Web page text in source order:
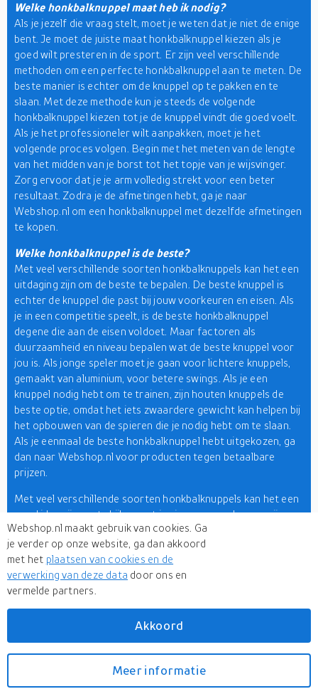
Welke honkbalknuppel maat heb ik nodig?
Als je jezelf die vraag stelt, moet je weten dat je niet de enige
bent. Je moet de juiste maat honkbalknuppel kiezen als je
goed wilt presteren in de sport. Er zijn veel verschillende
methoden om een perfecte honkbalknuppel aan te meten. De
beste manier is echter om de knuppel op te pakken en te
slaan. Met deze methode kun je steeds de volgende
honkbalknuppel kiezen tot je de knuppel vindt die goed voelt.
Als je het professioneler wilt aanpakken, moet je het
volgende proces volgen. Begin met het meten van de lengte
van het midden van je borst tot het topje van je wijsvinger.
Zorg ervoor dat je je arm volledig strekt voor een beter
resultaat. Zodra je de afmetingen hebt, ga je naar
Webshop.nl om een honkbalknuppel met dezelfde afmetingen
te kopen.
Welke honkbalknuppel is de beste?
Met veel verschillende soorten honkbalknuppels kan het een
uitdaging zijn om de beste te bepalen. De beste knuppel is
echter de knuppel die past bij jouw voorkeuren en eisen. Als
je in een competitie speelt, is de beste honkbalknuppel
degene die aan de eisen voldoet. Maar factoren als
duurzaamheid en niveau bepalen wat de beste knuppel voor
jou is. Als jonge speler moet je gaan voor lichtere knuppels,
gemaakt van aluminium, voor betere swings. Als je een
knuppel nodig hebt om te trainen, zijn houten knuppels de
beste optie, omdat het iets zwaardere gewicht kan helpen bij
het opbouwen van de spieren die je nodig hebt om te slaan.
Als je eenmaal de beste honkbalknuppel hebt uitgekozen, ga
dan naar Webshop.nl voor producten tegen betaalbare
prijzen.
Met veel verschillende soorten honkbalknuppels kan het een
goed idee zijn om te kijken wat je eisen en voorkeuren zijn
voordat je een knuppel kiest. Honkbalknuppels zijn er in vele
maten, gewichten en kwaliteiten. Vandaag de dag zijn
metalen en houten knuppels de belangrijkste typen op de
markt. Een honkbalknuppel kopen hoeft geen lastige klus te
zijn, als u weet wat u zoekt. Verken Webshop.nl voor een
breed assortiment honkbalknuppels ensport & outdoor
Webshop.nl maakt gebruik van cookies. Ga
je verder op onze website, ga dan akkoord
met het plaatsen van cookies en de
verwerking van deze data door ons en
vermelde partners.
Akkoord
Meer informatie